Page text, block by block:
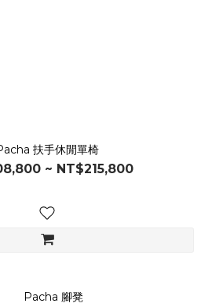
扶手休閒單椅
~ NT$215,800